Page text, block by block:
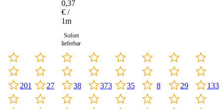
201 27
Meter
0,37
€ /
1m
Sofort
lieferbar
38 373 35 8 29 133